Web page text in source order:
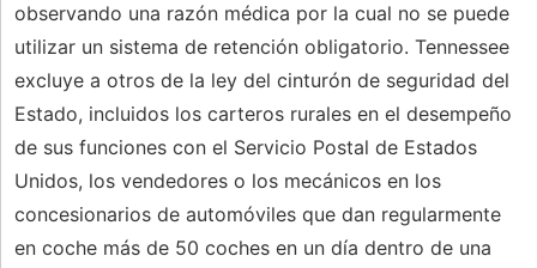
observando una razón médica por la cual no se puede
utilizar un sistema de retención obligatorio. Tennessee
excluye a otros de la ley del cinturón de seguridad del
Estado, incluidos los carteros rurales en el desempeño
de sus funciones con el Servicio Postal de Estados
Unidos, los vendedores o los mecánicos en los
concesionarios de automóviles que dan regularmente
en coche más de 50 coches en un día dentro de una